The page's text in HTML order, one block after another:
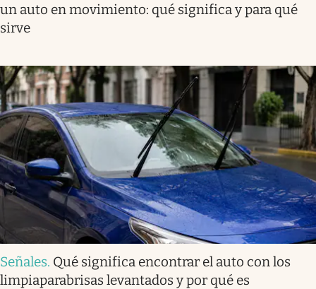
un auto en movimiento: qué significa y para qué
sirve
Señales. Qué significa encontrar el auto con los
limpiaparabrisas levantados y por qué es